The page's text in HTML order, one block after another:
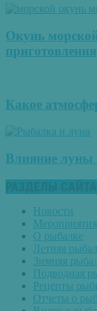
Окунь
приготовления
Какое
Влияние
РАЗДЕЛЫ САЙТА
Новости
Мероприятия
О рыбалке
Летняя
Зимняя
Подводная
Рецепты
Отчеты о